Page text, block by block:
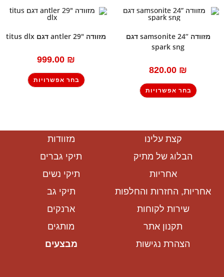
מזוודה “24 samsonite דגם
spark sng
820.00 ₪
בחר אפשרויות
מזוודה 29″ antler דגם titus dlx
999.00 ₪
בחר אפשרויות
קצת עלינו
הבלוג של מתיק
אחריות
אחריות, החזרות והחלפות
שירות לקוחות
תקנון אתר
הצהרת נגישות
מזוודות
תיקי גברים
תיקי נשים
תיקי גב
ארנקים
מותגים
מבצעים